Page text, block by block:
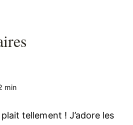
min
tellement ! J’adore les